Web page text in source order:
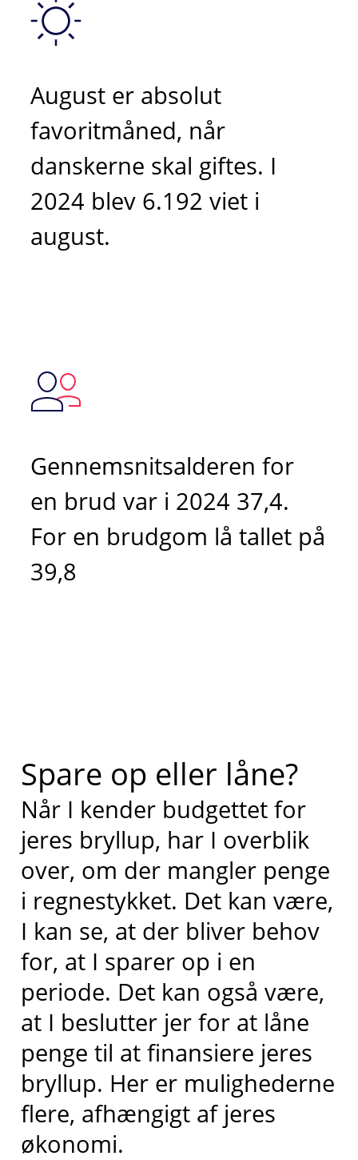
August er absolut
favoritmåned, når
danskerne skal giftes. I
2024 blev 6.192 viet i
august.
Gennemsnitsalderen for
en brud var i 2024 37,4.
For en brudgom lå tallet på
39,8
Spare op eller låne?
Når I kender budgettet for
jeres bryllup, har I overblik
over, om der mangler penge
i regnestykket. Det kan være,
I kan se, at der bliver behov
for, at I sparer op i en
periode. Det kan også være,
at I beslutter jer for at låne
penge til at finansiere jeres
bryllup. Her er mulighederne
flere, afhængigt af jeres
økonomi.